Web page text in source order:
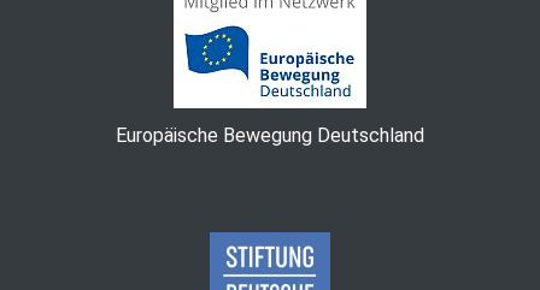
Europäische Bewegung Deutschland